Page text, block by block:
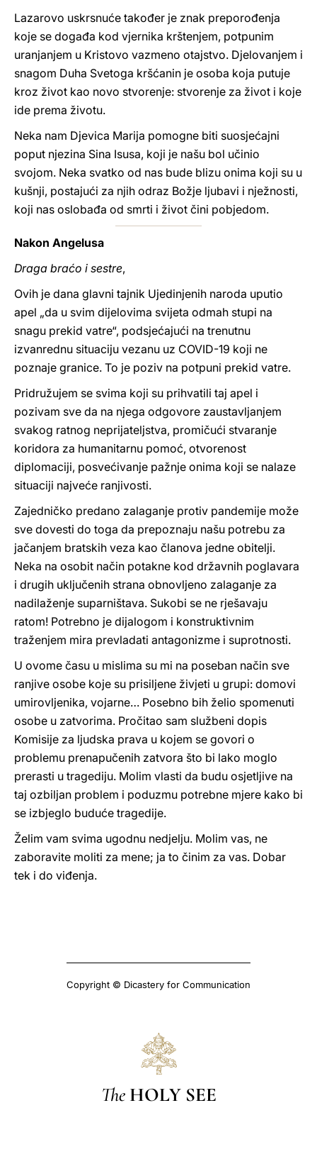
Lazarovo uskrsnuće također je znak preporođenja
koje se događa kod vjernika krštenjem, potpunim
uranjanjem u Kristovo vazmeno otajstvo. Djelovanjem i
snagom Duha Svetoga kršćanin je osoba koja putuje
kroz život kao novo stvorenje: stvorenje za život i koje
ide prema životu.
Neka nam Djevica Marija pomogne biti suosjećajni
poput njezina Sina Isusa, koji je našu bol učinio
svojom. Neka svatko od nas bude blizu onima koji su u
kušnji, postajući za njih odraz Božje ljubavi i nježnosti,
koji nas oslobađa od smrti i život čini pobjedom.
Nakon Angelusa
Draga braćo i sestre,
Ovih je dana glavni tajnik Ujedinjenih naroda uputio
apel „da u svim dijelovima svijeta odmah stupi na
snagu prekid vatre“, podsjećajući na trenutnu
izvanrednu situaciju vezanu uz COVID-19 koji ne
poznaje granice. To je poziv na potpuni prekid vatre.
Pridružujem se svima koji su prihvatili taj apel i
pozivam sve da na njega odgovore zaustavljanjem
svakog ratnog neprijateljstva, promičući stvaranje
koridora za humanitarnu pomoć, otvorenost
diplomaciji, posvećivanje pažnje onima koji se nalaze
situaciji najveće ranjivosti.
Zajedničko predano zalaganje protiv pandemije može
sve dovesti do toga da prepoznaju našu potrebu za
jačanjem bratskih veza kao članova jedne obitelji.
Neka na osobit način potakne kod državnih poglavara
i drugih uključenih strana obnovljeno zalaganje za
nadilaženje suparništava. Sukobi se ne rješavaju
ratom! Potrebno je dijalogom i konstruktivnim
traženjem mira prevladati antagonizme i suprotnosti.
U ovome času u mislima su mi na poseban način sve
ranjive osobe koje su prisiljene živjeti u grupi: domovi
umirovljenika, vojarne… Posebno bih želio spomenuti
osobe u zatvorima. Pročitao sam službeni dopis
Komisije za ljudska prava u kojem se govori o
problemu prenapučenih zatvora što bi lako moglo
prerasti u tragediju. Molim vlasti da budu osjetljive na
taj ozbiljan problem i poduzmu potrebne mjere kako bi
se izbjeglo buduće tragedije.
Želim vam svima ugodnu nedjelju. Molim vas, ne
zaboravite moliti za mene; ja to činim za vas. Dobar
tek i do viđenja.
Copyright © Dicastery for Communication
The HOLY SEE